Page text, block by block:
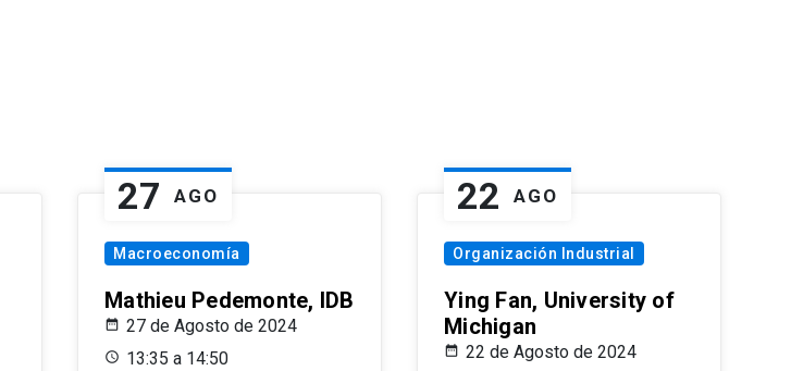
27 AGO
Macroeconomía
Mathieu Pedemonte, IDB
27 de Agosto de 2024
13:35 a 14:50
22 AGO
Organización Industrial
Ying Fan, University of
Michigan
22 de Agosto de 2024